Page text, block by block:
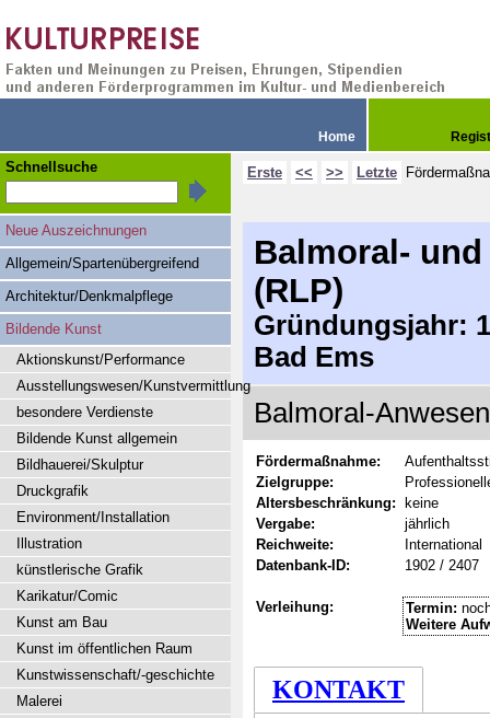
Home
Erste << >> Letzte
Balmoral-
(RLP)
Gründungsjahr:
Bad Ems
Balmoral-
Fördermaßnahme:
Zielgruppe:
Altersbeschränkung:
keine
Vergabe:
jährlich
Reichweite:
International
Datenbank-ID:
1902 / 2407
Verleihung: Termin:
Weitere
KONTAKT
Schnellsuche
Neue Auszeichnungen
Allgemein/Spartenübergreifend
Architektur/Denkmalpflege
Bildende Kunst
Aktionskunst/Performance
Ausstellungswesen/Kunstvermittlung
besondere Verdienste
Bildende Kunst allgemein
Bildhauerei/Skulptur
Druckgrafik
Environment/Installation
Illustration
künstlerische Grafik
Karikatur/Comic
Kunst am Bau
Kunst im öffentlichen Raum
Kunstwissenschaft/-geschichte
Malerei